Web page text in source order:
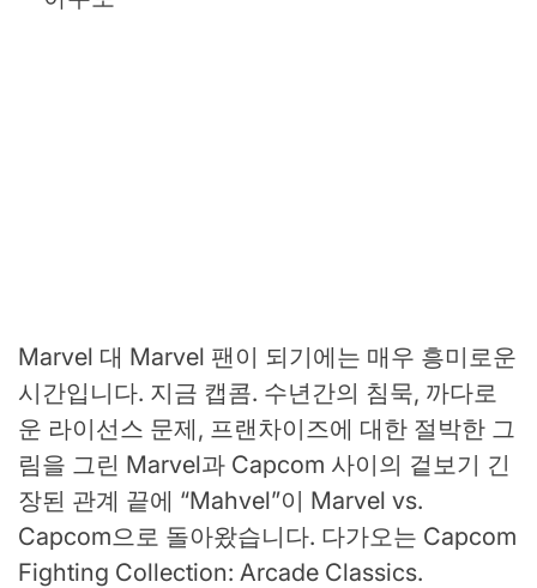
Marvel 대 Marvel 팬이 되기에는 매우 흥미로운
시간입니다. 지금 캡콤. 수년간의 침묵, 까다로
운 라이선스 문제, 프랜차이즈에 대한 절박한 그
림을 그린 Marvel과 Capcom 사이의 겉보기 긴
장된 관계 끝에 “Mahvel”이 Marvel vs.
Capcom으로 돌아왔습니다. 다가오는 Capcom
Fighting Collection: Arcade Classics.